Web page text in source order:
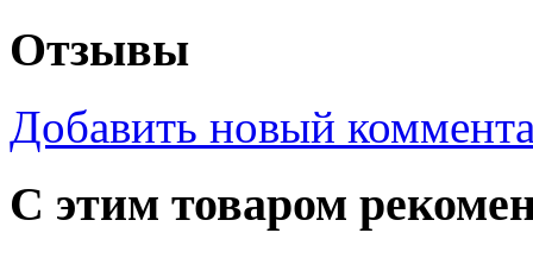
Отзывы
Добавить новый
С этим товаром